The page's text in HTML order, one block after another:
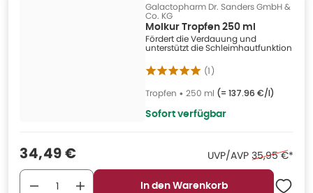
Galactopharm Dr. Sanders GmbH &
Co. KG
Molkur Tropfen 250 ml
Fördert die Verdauung und
unterstützt die Schleimhautfunktion
(1)
Tropfen • 250 ml (= 137.96 €/l)
Sofort verfügbar
Verkaufspreis
34,49 € UVP/AVP Ehemaliger
35,95 €*
In den Warenkorb